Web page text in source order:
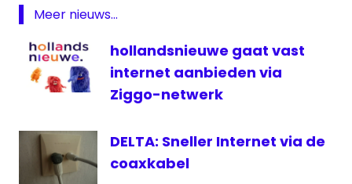
PDC
RTL7
RTL7
Darts
televisie
van
Gerwen
Meer nieuws...
hollandsnieuwe gaat vast
internet aanbieden via
Ziggo-netwerk
DELTA: Sneller Internet via de
coaxkabel